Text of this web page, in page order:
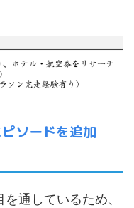
ソードを追加
通しているため、